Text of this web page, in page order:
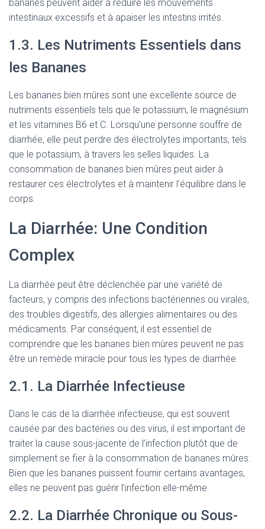
bananes peuvent aider à réduire les mouvements
intestinaux excessifs et à apaiser les intestins irrités.
1.3. Les Nutriments Essentiels dans
les Bananes
Les bananes bien mûres sont une excellente source de
nutriments essentiels tels que le potassium, le magnésium
et les vitamines B6 et C. Lorsqu’une personne souffre de
diarrhée, elle peut perdre des électrolytes importants, tels
que le potassium, à travers les selles liquides. La
consommation de bananes bien mûres peut aider à
restaurer ces électrolytes et à maintenir l’équilibre dans le
corps.
La Diarrhée: Une Condition
Complex
La diarrhée peut être déclenchée par une variété de
facteurs, y compris des infections bactériennes ou virales,
des troubles digestifs, des allergies alimentaires ou des
médicaments. Par conséquent, il est essentiel de
comprendre que les bananes bien mûres peuvent ne pas
être un remède miracle pour tous les types de diarrhée.
2.1. La Diarrhée Infectieuse
Dans le cas de la diarrhée infectieuse, qui est souvent
causée par des bactéries ou des virus, il est important de
traiter la cause sous-jacente de l’infection plutôt que de
simplement se fier à la consommation de bananes mûres.
Bien que les bananes puissent fournir certains avantages,
elles ne peuvent pas guérir l’infection elle-même.
2.2. La Diarrhée Chronique ou Sous-